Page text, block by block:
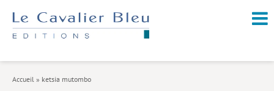
Accueil » ketsia mutombo